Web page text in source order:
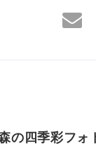
の四季彩フォ